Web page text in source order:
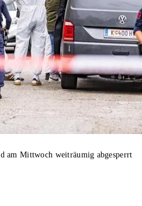
am Mittwoch weiträumig abgesperrt